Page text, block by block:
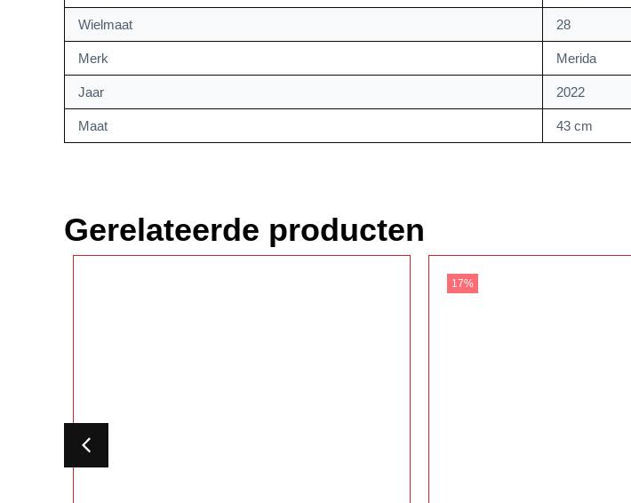
Wielmaat 28
Merk Merida
Jaar 2022
Maat 43 cm
Gerelateerde producten
17%